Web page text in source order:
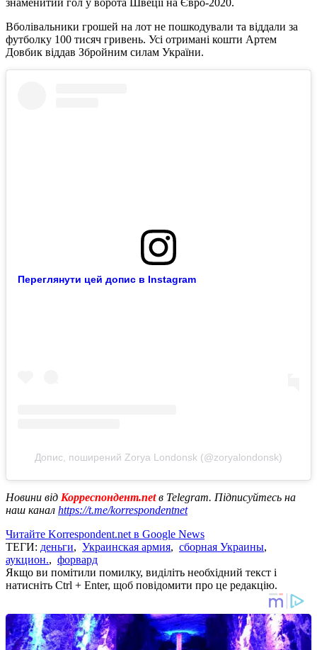
Вболівальники грошей на лот не пошкодували та віддали за
футболку 100 тисяч гривень. Усі отримані кошти Артем
Довбик віддав Збройним силам України.
Переглянути цей допис в Instagram
Допис, поширений Zorya Londonsk (@zoryalondonsk)
Новини від Корреспондент.netв Telegram. Підписуйтесь на
наш канал https://t.me/korrespondentnet
Читайте Korrespondent.net в Google News
ТЕГИ: деньги, Украинская армия, сборная Украины,
аукцион., форвард
Якщо ви помітили помилку, виділіть необхідний текст і
натисніть Ctrl + Enter, щоб повідомити про це редакцію.